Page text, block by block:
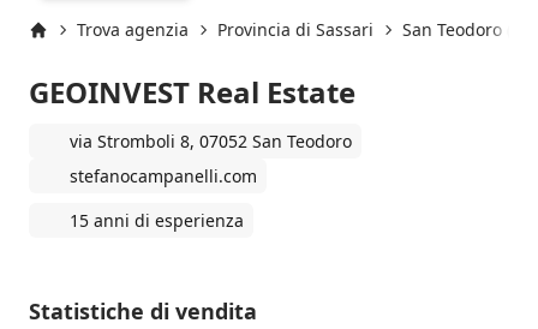
Trova agenzia Provincia di Sassari San Teodoro
GEOINVEST Real Estate
via Stromboli 8, 07052 San Teodoro
stefanocampanelli.com
15 anni di esperienza
Statistiche di vendita